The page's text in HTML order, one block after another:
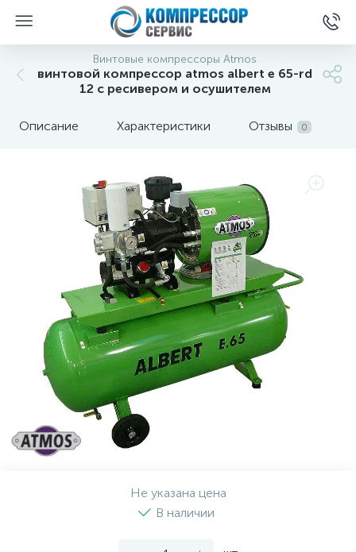
Винтовые компрессоры Atmos
винтовой компрессор atmos albert e 65-rd
12 с ресивером и осушителем
Описание Характеристики Отзывы 0
Не указана цена
В наличии